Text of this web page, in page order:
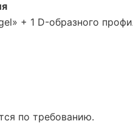
» + 1 D-образного
по требованию.